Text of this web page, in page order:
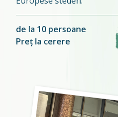
de la 10 persoane
Preț la cerere